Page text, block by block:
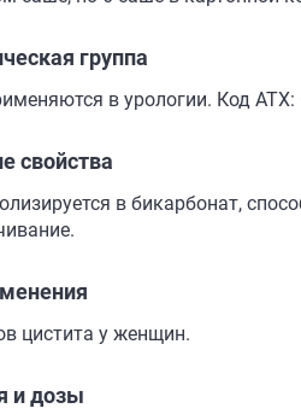
группа
в урологии. Код АТХ:
свойства
в бикарбонат,
цистита у женщин.
и дозы